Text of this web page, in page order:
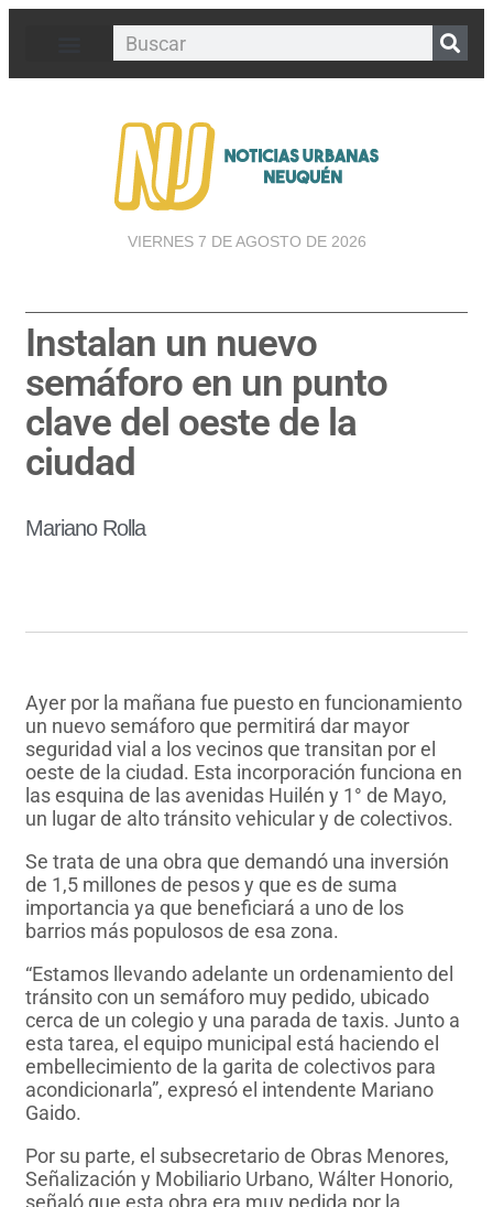
VIERNES 7 DE AGOSTO DE 2026
Instalan un nuevo
semáforo en un punto
clave del oeste de la
ciudad
Mariano Rolla
Ayer por la mañana fue puesto en funcionamiento
un nuevo semáforo que permitirá dar mayor
seguridad vial a los vecinos que transitan por el
oeste de la ciudad. Esta incorporación funciona en
las esquina de las avenidas Huilén y 1° de Mayo,
un lugar de alto tránsito vehicular y de colectivos.
Se trata de una obra que demandó una inversión
de 1,5 millones de pesos y que es de suma
importancia ya que beneficiará a uno de los
barrios más populosos de esa zona.
“Estamos llevando adelante un ordenamiento del
tránsito con un semáforo muy pedido, ubicado
cerca de un colegio y una parada de taxis. Junto a
esta tarea, el equipo municipal está haciendo el
embellecimiento de la garita de colectivos para
acondicionarla”, expresó el intendente Mariano
Gaido.
Por su parte, el subsecretario de Obras Menores,
Señalización y Mobiliario Urbano, Wálter Honorio,
señaló que esta obra era muy pedida por la